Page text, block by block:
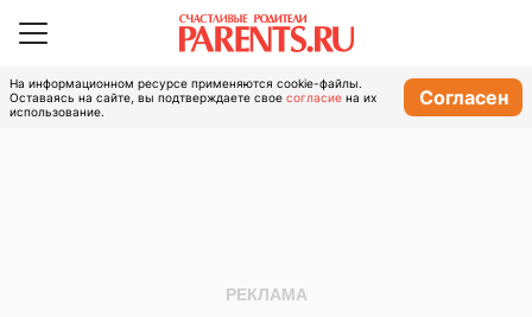
На информационном ресурсе применяются cookie-файлы.
Оставаясь на сайте, вы подтверждаете свое согласие на их
использование.
Согласен